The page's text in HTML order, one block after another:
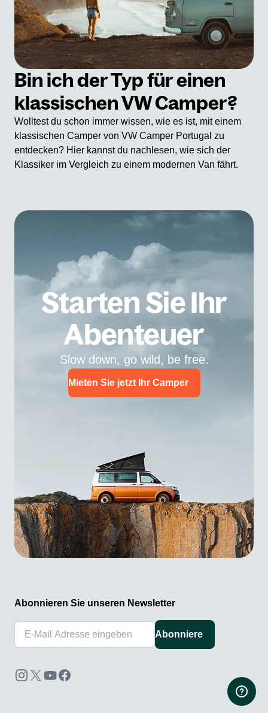
Bin ich der Typ für einen
klassischen VW Camper?
Wolltest du schon immer wissen, wie es ist, mit einem
klassischen Camper von VW Camper Portugal zu
entdecken? Hier kannst du nachlesen, wie sich der
Klassiker im Vergleich zu einem modernen Van fährt.
Starten Sie Ihr
Abenteuer
Slow down, go wild, be free.
Mieten Sie jetzt Ihr Camper
Abonnieren Sie unseren Newsletter
Abonniere